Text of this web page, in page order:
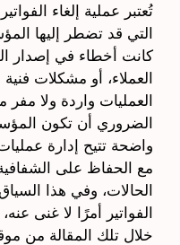
تُعتبر عملية إلغاء
التي قد تضطر إليها
كانت أخطاء في إصدار
العملاء، أو مشكلات
العمليات واردة ولا
الضروري أن تكون
واضحة تتيح إدارة
مع الحفاظ على
الحالات، وفي هذا
الفواتير أمرًا لا غنى
خلال تلك المقالة من